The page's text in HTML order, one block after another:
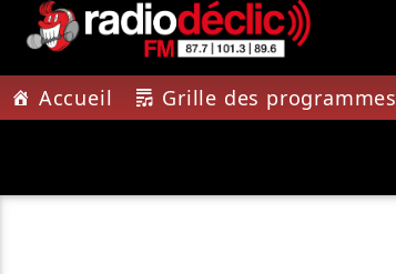
Accueil Grille des programmes